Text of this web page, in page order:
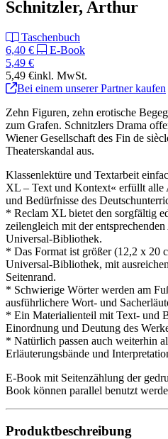
Schnitzler, Arthur
Taschenbuch
6,40 €
E-Book
5,49 €
5,49 €inkl. MwSt.
Bei einem unserer Partner kaufen
Zehn Figuren, zehn erotische
zum Grafen. Schnitzlers Drama
Wiener Gesellschaft des Fin de
Theaterskandal aus.
Klassenlektüre und Textarbeit
XL – Text und Kontext« erfüllt alle
und Bedürfnisse des
* Reclam XL bietet den sorgfältig
zeilengleich mit der
Universal-Bibliothek.
* Das Format ist größer (12,2 x 20
Universal-Bibliothek, mit
Seitenrand.
* Schwierige Wörter werden am
ausführlichere Wort- und
* Ein Materialienteil mit Text- und
Einordnung und Deutung des
* Natürlich passen auch weiterhin
Erläuterungsbände und
E-Book mit Seitenzählung der
Book können parallel benutzt
Produktbeschreibung